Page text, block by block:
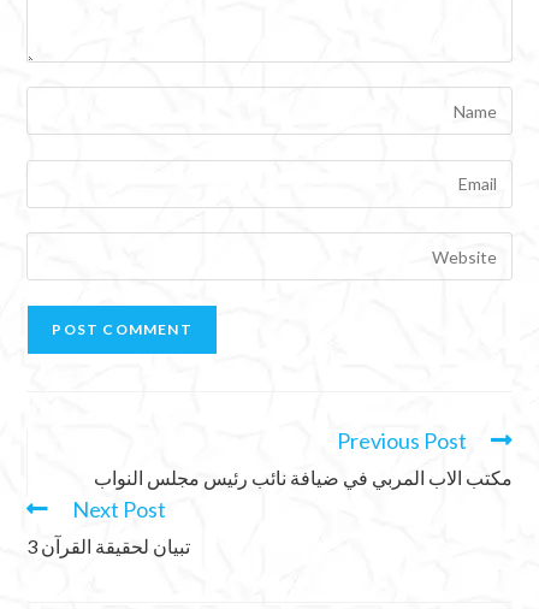
Previous Post
مكتب الاب المربي في ضيافة نائب رئيس مجلس النواب
Next Post
تبيان لحقيقة القرآن 3